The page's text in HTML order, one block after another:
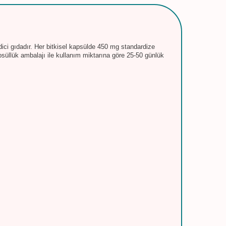
gıdadır. Her bitkisel kapsülde 450 mg standardize
ambalajı ile kullanım miktarına göre 25-50 günlük